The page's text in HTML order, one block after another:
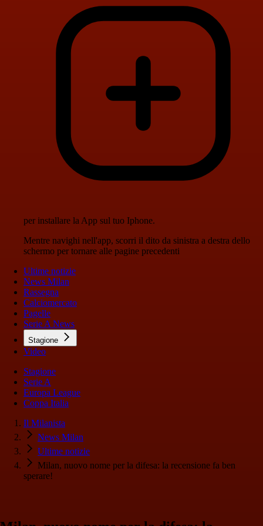
per installare la App sul tuo Iphone.
Mentre navighi nell'app, scorri il dito da sinistra a destra dello
schermo per tornare alle pagine precedenti
Ultime notizie
News Milan
Rassegna
Calciomercato
Pagelle
Serie A News
Stagione
Video
Stagione
Serie A
Europa League
Coppa Italia
Il Milanista
News Milan
Ultime notizie
Milan, nuovo nome per la difesa: la recensione fa ben
sperare!